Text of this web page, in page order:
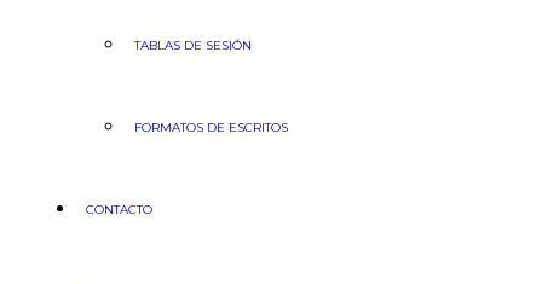
TABLAS DE SESIÓN
FORMATOS DE ESCRITOS
CONTACTO